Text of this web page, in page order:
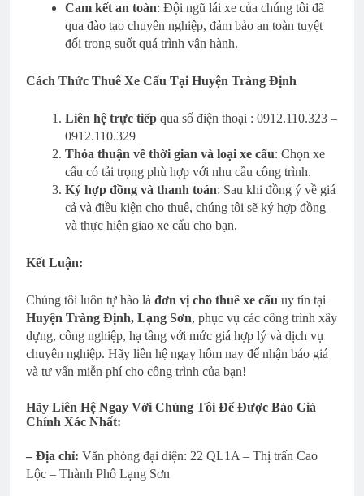
Cam kết an toàn: Đội ngũ lái xe của chúng tôi đã
qua đào tạo chuyên nghiệp, đảm bảo an toàn tuyệt
đối trong suốt quá trình vận hành.
Cách Thức Thuê Xe Cẩu Tại Huyện Tràng Định
Liên hệ trực tiếp qua số điện thoại : 0912.110.323 –
0912.110.329
Thỏa thuận về thời gian và loại xe cẩu: Chọn xe
cẩu có tải trọng phù hợp với nhu cầu công trình.
Ký hợp đồng và thanh toán: Sau khi đồng ý về giá
cả và điều kiện cho thuê, chúng tôi sẽ ký hợp đồng
và thực hiện giao xe cẩu cho bạn.
Kết Luận:
Chúng tôi luôn tự hào là đơn vị cho thuê xe cẩu uy tín tại
Huyện Tràng Định, Lạng Sơn, phục vụ các công trình xây
dựng, công nghiệp, hạ tầng với mức giá hợp lý và dịch vụ
chuyên nghiệp. Hãy liên hệ ngay hôm nay để nhận báo giá
và tư vấn miễn phí cho công trình của bạn!
Hãy Liên Hệ Ngay Với Chúng Tôi Để Được Báo Giá
Chính Xác Nhất:
– Địa chỉ: Văn phòng đại diện: 22 QL1A – Thị trấn Cao
Lộc – Thành Phố Lạng Sơn